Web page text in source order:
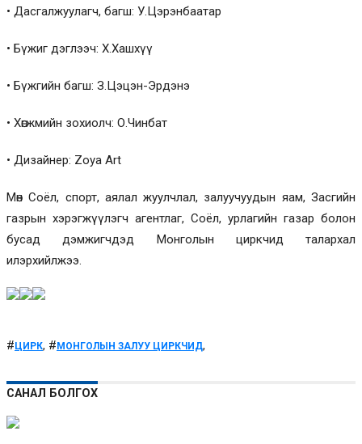
• Дасгалжуулагч, багш: У.Цэрэнбаатар
• Бүжиг дэглээч: Х.Хашхүү
• Бүжгийн багш: З.Цэцэн-Эрдэнэ
• Хөгжмийн зохиолч: О.Чинбат
• Дизайнер: Zoya Art
Мөн Соёл, спорт, аялал жуулчлал, залуучуудын яам, Засгийн
газрын хэрэгжүүлэгч агентлаг, Соёл, урлагийн газар болон
бусад дэмжигчдэд Монголын циркчид талархал
илэрхийлжээ.
# ЦИРК, # МОНГОЛЫН ЗАЛУУ ЦИРКЧИД,
САНАЛ БОЛГОХ